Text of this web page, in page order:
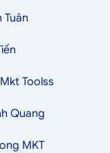
Tuân
Toolss
Quang
MKT